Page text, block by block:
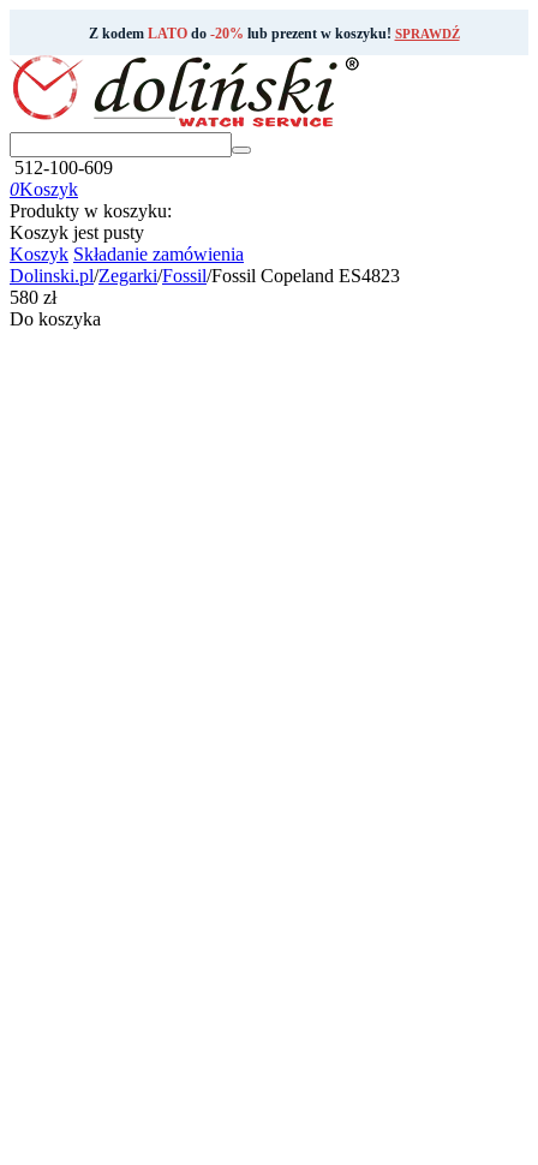
Z kodem LATOdo -20% lub prezent w koszyku! SPRAWDŹ
512-100-609
0Koszyk
Produkty w koszyku:
Koszyk jest pusty
Koszyk Składanie zamówienia
Dolinski.pl/Zegarki/Fossil/Fossil Copeland ES4823
‍580‍ zł
Do koszyka